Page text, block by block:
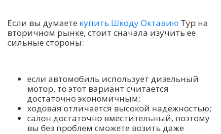
Если вы думаете купить Шкоду Октавию Тур на
вторичном рынке, стоит сначала изучить ее
сильные стороны:
если автомобиль использует дизельный
мотор, то этот вариант считается
достаточно экономичным;
ходовая отличается высокой надежностью;
салон достаточно вместительный, поэтому
вы без проблем сможете возить даже